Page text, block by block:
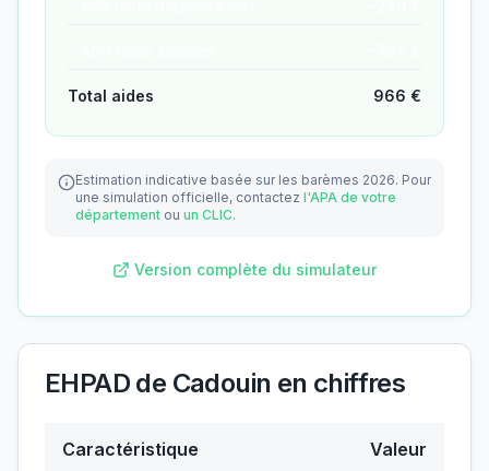
Total aides 966 €
Estimation indicative basée sur les barèmes 2026. Pour
une simulation officielle, contactez l'APA de votre
département ou un CLIC.
Version complète du simulateur
EHPAD de Cadouin en chiffres
Caractéristique Valeur